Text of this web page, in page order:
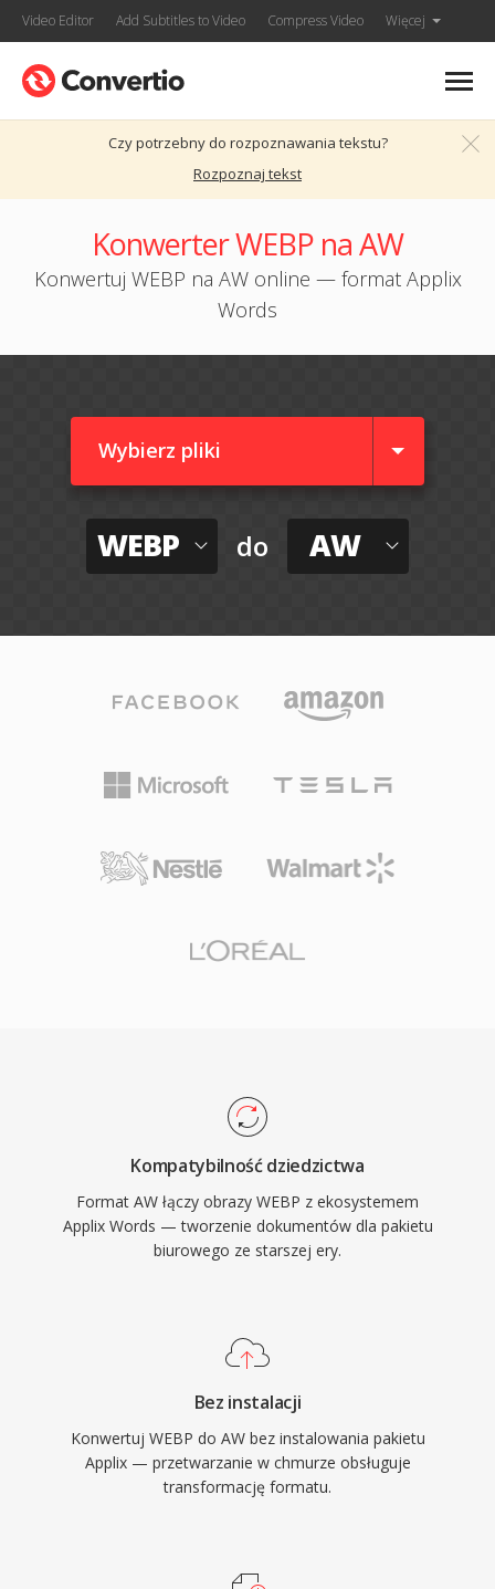
Video Editor Add Subtitles to Video Compress Video Więcej
Czy potrzebny do rozpoznawania tekstu?
Rozpoznaj tekst
Konwerter WEBP na AW
Konwertuj WEBP na AW online — format Applix
Words
Wybierz pliki
WEBP do AW
Kompatybilność dziedzictwa
Format AW łączy obrazy WEBP z ekosystemem
Applix Words — tworzenie dokumentów dla pakietu
biurowego ze starszej ery.
Bez instalacji
Konwertuj WEBP do AW bez instalowania pakietu
Applix — przetwarzanie w chmurze obsługuje
transformację formatu.